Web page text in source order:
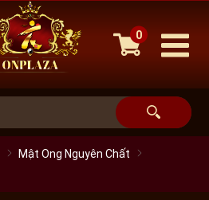
0
Mật Ong Nguyên Chất